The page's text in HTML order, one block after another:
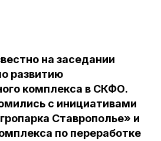
на заседании
развитию
комплекса в СКФО.
с инициативами
Ставрополье» и
по переработке